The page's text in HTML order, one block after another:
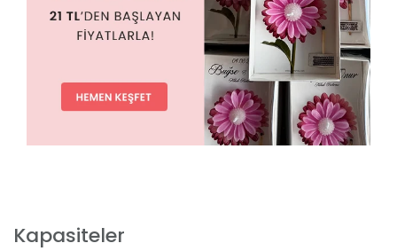
Kapasiteler